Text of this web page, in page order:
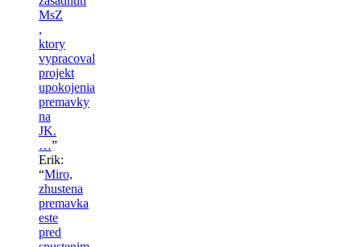
MsZ
,
ktory
vypracoval
projekt
upokojenia
premavky
na
JK.
…”
Erik:
“Miro,
zhustena
premavka
este
pred